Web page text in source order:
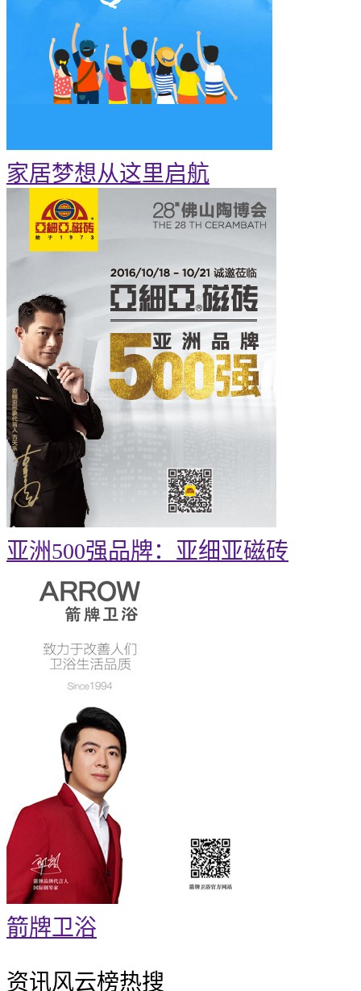
家居梦想从这里启航
亚洲500强品牌：亚细亚磁砖
箭牌卫浴
资讯风云榜热搜